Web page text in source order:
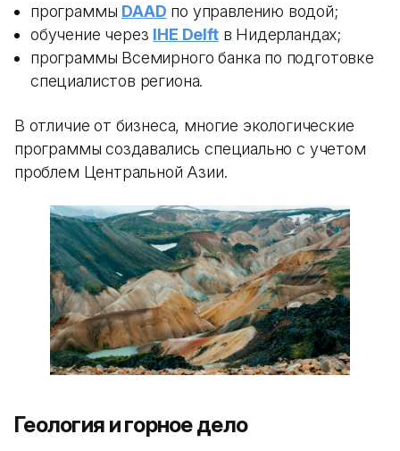
программы DAAD по управлению водой;
обучение через IHE Delftв Нидерландах;
программы Всемирного банка по подготовке
специалистов региона.
В отличие от бизнеса, многие экологические
программы создавались специально с учетом
проблем Центральной Азии.
Геология и горное дело